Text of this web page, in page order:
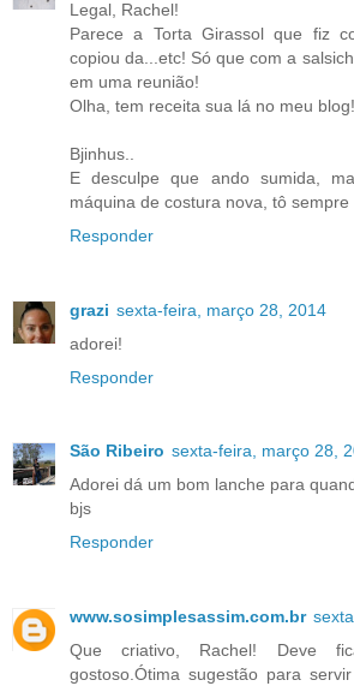
Legal, Rachel!
Parece a Torta Girassol que fiz
copiou da...etc! Só que com a
em uma reunião!
Olha, tem receita sua lá no meu blog!
Bjinhus..
E desculpe que ando sumida,
máquina de costura nova, tô
Responder
grazi sexta-feira, março 28, 2014
adorei!
Responder
São Ribeiro sexta-feira, março 28,
Adorei dá um bom lanche para
bjs
Responder
www.sosimplesassim.com.br
Que criativo, Rachel! Deve
gostoso.Ótima sugestão para